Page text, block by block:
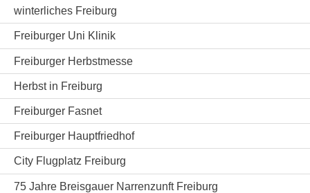
winterliches Freiburg
Freiburger Uni Klinik
Freiburger Herbstmesse
Herbst in Freiburg
Freiburger Fasnet
Freiburger Hauptfriedhof
City Flugplatz Freiburg
75 Jahre Breisgauer Narrenzunft Freiburg